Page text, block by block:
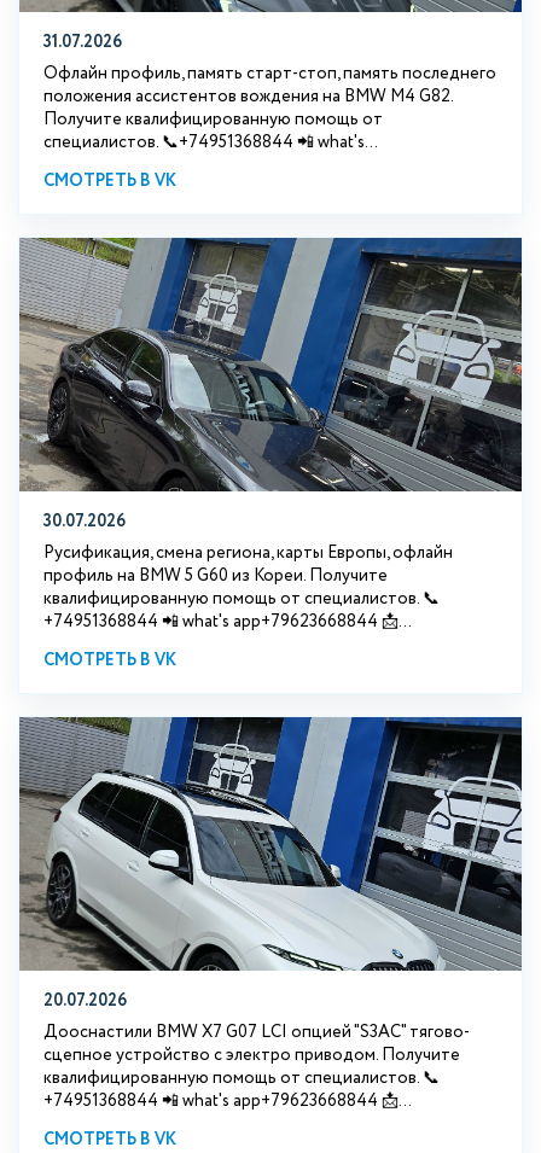
31.07.2026
Офлайн профиль, память старт-стоп, память последнего
положения ассистентов вождения на BMW М4 G82.
Получите квалифицированную помощь от
специалистов. 📞+74951368844 📲 what's...
СМОТРЕТЬ В VK
30.07.2026
Русификация, смена региона, карты Европы, офлайн
профиль на BMW 5 G60 из Кореи. Получите
квалифицированную помощь от специалистов. 📞
+74951368844 📲 what's app+79623668844 📩...
СМОТРЕТЬ В VK
20.07.2026
Дооснастили BMW Х7 G07 LCI опцией "S3АС" тягово-
сцепное устройство с электро приводом. Получите
квалифицированную помощь от специалистов. 📞
+74951368844 📲 what's app+79623668844 📩...
СМОТРЕТЬ В VK